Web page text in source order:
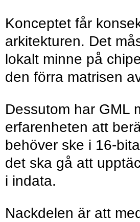
Konceptet får
arkitekturen. Det
lokalt minne på
den förra matrisen
Dessutom har GML
erfarenheten att
behöver ske i 16-
det ska gå att
i indata.
Nackdelen är att